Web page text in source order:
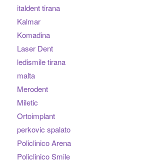
italdent tirana
Kalmar
Komadina
Laser Dent
ledismile tirana
malta
Merodent
Miletic
Ortoimplant
perkovic spalato
Policlinico Arena
Policlinico Smile